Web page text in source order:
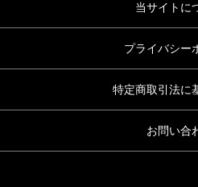
当サイトに
プライバシー
特定商取引法に
お問い合